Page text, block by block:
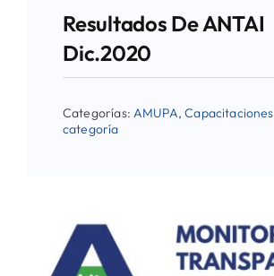
Resultados De ANTAI
Dic.2020
Categorías:AMUPA,Capacitaciones
categoría